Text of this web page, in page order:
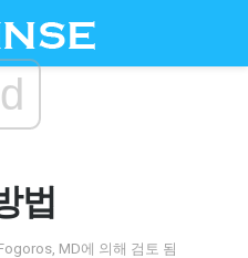
법
MD에 의해 검토 됨